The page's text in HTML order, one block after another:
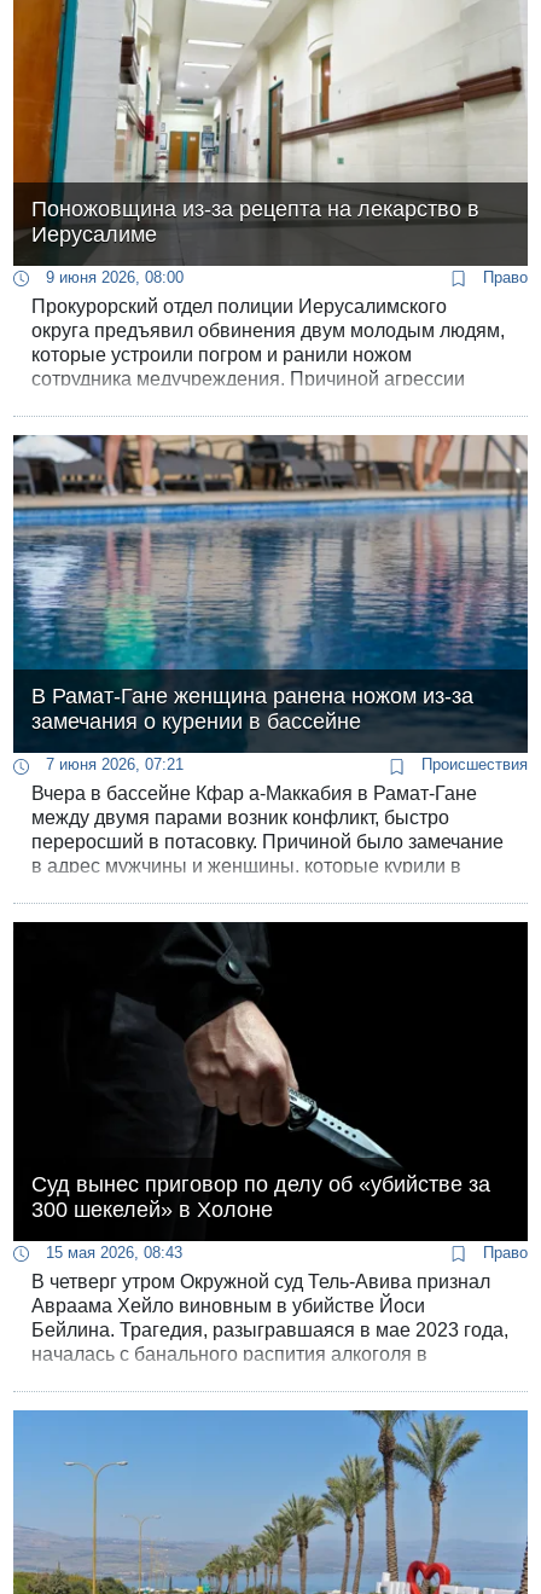
Поножовщина из-за рецепта на лекарство в
Иерусалиме
9 июня 2026, 08:00 Право
Прокурорский отдел полиции Иерусалимского
округа предъявил обвинения двум молодым людям,
которые устроили погром и ранили ножом
сотрудника медучреждения. Причиной агрессии
В Рамат-Гане женщина ранена ножом из-за
замечания о курении в бассейне
7 июня 2026, 07:21 Происшествия
Вчера в бассейне Кфар а-Маккабия в Рамат-Гане
между двумя парами возник конфликт, быстро
переросший в потасовку. Причиной было замечание
в адрес мужчины и женщины, которые курили в
Суд вынес приговор по делу об «убийстве за
300 шекелей» в Холоне
15 мая 2026, 08:43 Право
В четверг утром Окружной суд Тель-Авива признал
Авраама Хейло виновным в убийстве Йоси
Бейлина. Трагедия, разыгравшаяся в мае 2023 года,
началась с банального распития алкоголя в